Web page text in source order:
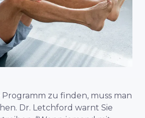
zu finden, muss man
Dr. Letchford warnt Sie